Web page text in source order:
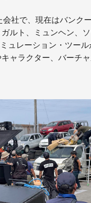
社で、現在はバンク
ルト、ミュンヘン、
ュレーション・ツー
ャラクター、バーチ